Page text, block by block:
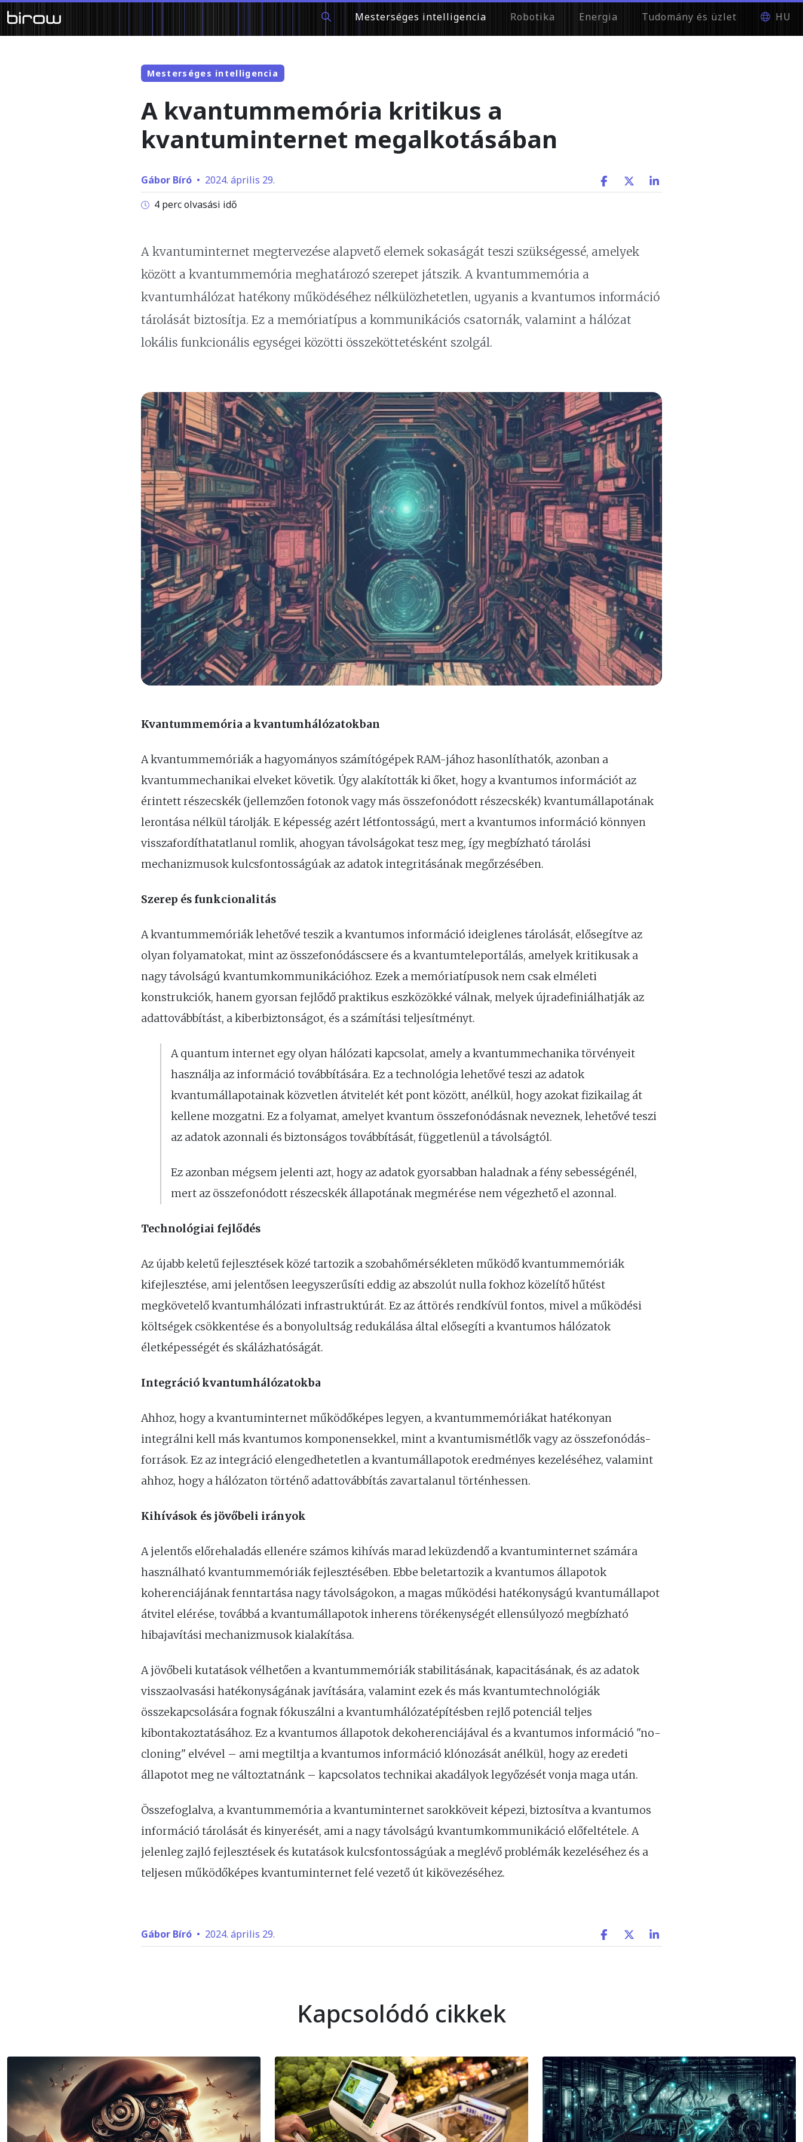
Mesterséges intelligencia Robotika Energia Tudomány és üzlet HU
Mesterséges intelligencia
A kvantummemória kritikus a
kvantuminternet megalkotásában
Gábor Bíró • 2024. április 29.
4 perc olvasási idő
A kvantuminternet megtervezése alapvető elemek sokaságát teszi szükségessé, amelyek
között a kvantummemória meghatározó szerepet játszik. A kvantummemória a
kvantumhálózat hatékony működéséhez nélkülözhetetlen, ugyanis a kvantumos információ
tárolását biztosítja. Ez a memóriatípus a kommunikációs csatornák, valamint a hálózat
lokális funkcionális egységei közötti összeköttetésként szolgál.
Kvantummemória a kvantumhálózatokban
A kvantummemóriák a hagyományos számítógépek RAM-jához hasonlíthatók, azonban a
kvantummechanikai elveket követik. Úgy alakították ki őket, hogy a kvantumos információt az
érintett részecskék (jellemzően fotonok vagy más összefonódott részecskék) kvantumállapotának
lerontása nélkül tárolják. E képesség azért létfontosságú, mert a kvantumos információ könnyen
visszafordíthatatlanul romlik, ahogyan távolságokat tesz meg, így megbízható tárolási
mechanizmusok kulcsfontosságúak az adatok integritásának megőrzésében.
Szerep és funkcionalitás
A kvantummemóriák lehetővé teszik a kvantumos információ ideiglenes tárolását, elősegítve az
olyan folyamatokat, mint az összefonódáscsere és a kvantumteleportálás, amelyek kritikusak a
nagy távolságú kvantumkommunikációhoz. Ezek a memóriatípusok nem csak elméleti
konstrukciók, hanem gyorsan fejlődő praktikus eszközökké válnak, melyek újradefiniálhatják az
adattovábbítást, a kiberbiztonságot, és a számítási teljesítményt.
A quantum internet egy olyan hálózati kapcsolat, amely a kvantummechanika törvényeit
használja az információ továbbítására. Ez a technológia lehetővé teszi az adatok
kvantumállapotainak közvetlen átvitelét két pont között, anélkül, hogy azokat fizikailag át
kellene mozgatni. Ez a folyamat, amelyet kvantum összefonódásnak neveznek, lehetővé teszi
az adatok azonnali és biztonságos továbbítását, függetlenül a távolságtól.
Ez azonban mégsem jelenti azt, hogy az adatok gyorsabban haladnak a fény sebességénél,
mert az összefonódott részecskék állapotának megmérése nem végezhető el azonnal.
Technológiai fejlődés
Az újabb keletű fejlesztések közé tartozik a szobahőmérsékleten működő kvantummemóriák
kifejlesztése, ami jelentősen leegyszerűsíti eddig az abszolút nulla fokhoz közelítő hűtést
megkövetelő kvantumhálózati infrastruktúrát. Ez az áttörés rendkívül fontos, mivel a működési
költségek csökkentése és a bonyolultság redukálása által elősegíti a kvantumos hálózatok
életképességét és skálázhatóságát.
Integráció kvantumhálózatokba
Ahhoz, hogy a kvantuminternet működőképes legyen, a kvantummemóriákat hatékonyan
integrálni kell más kvantumos komponensekkel, mint a kvantumismétlők vagy az összefonódás-
források. Ez az integráció elengedhetetlen a kvantumállapotok eredményes kezeléséhez, valamint
ahhoz, hogy a hálózaton történő adattovábbítás zavartalanul történhessen.
Kihívások és jövőbeli irányok
A jelentős előrehaladás ellenére számos kihívás marad leküzdendő a kvantuminternet számára
használható kvantummemóriák fejlesztésében. Ebbe beletartozik a kvantumos állapotok
koherenciájának fenntartása nagy távolságokon, a magas működési hatékonyságú kvantumállapot
átvitel elérése, továbbá a kvantumállapotok inherens törékenységét ellensúlyozó megbízható
hibajavítási mechanizmusok kialakítása.
A jövőbeli kutatások vélhetően a kvantummemóriák stabilitásának, kapacitásának, és az adatok
visszaolvasási hatékonyságának javítására, valamint ezek és más kvantumtechnológiák
összekapcsolására fognak fókuszálni a kvantumhálózatépítésben rejlő potenciál teljes
kibontakoztatásához. Ez a kvantumos állapotok dekoherenciájával és a kvantumos információ "no-
cloning" elvével – ami megtiltja a kvantumos információ klónozását anélkül, hogy az eredeti
állapotot meg ne változtatnánk – kapcsolatos technikai akadályok legyőzését vonja maga után.
Összefoglalva, a kvantummemória a kvantuminternet sarokköveit képezi, biztosítva a kvantumos
információ tárolását és kinyerését, ami a nagy távolságú kvantumkommunikáció előfeltétele. A
jelenleg zajló fejlesztések és kutatások kulcsfontosságúak a meglévő problémák kezeléséhez és a
teljesen működőképes kvantuminternet felé vezető út kikövezéséhez.
Gábor Bíró • 2024. április 29.
Kapcsolódó cikkek